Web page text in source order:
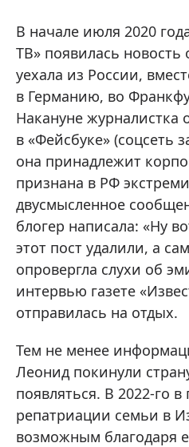
В начале июля 2020
ТВ» появилась новость
уехала из России,
в Германию, во
Накануне журналистка
в «Фейсбуке» (соцсеть
она принадлежит
признана в РФ
двусмысленное
блогер написала: «Ну
этот пост удалили, а
опровергла слухи об
интервью газете
отправилась на отдых.
Тем не менее
Леонид покинули
появляться. В 2022-го
репатриации семьи в
возможным благодаря